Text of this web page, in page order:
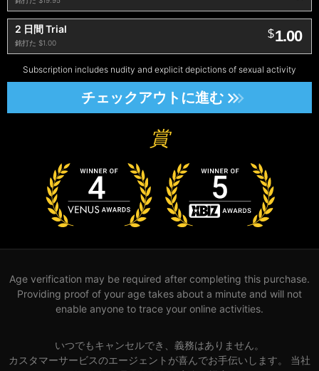
2 日間 Trial
銘打た $1.00
$1.00
Subscription includes nudity and explicit depictions of sexual activity
チェックアウトに進む
賞
Age verification may be required after completing this purchase.
Providing proof of your age takes about a minute and will not
enable anyone to trace your online activities.
いつでもキャンセルでき、義務はありません。
カスタマーサービスのエージェントが喜んでお手伝いします。 当社